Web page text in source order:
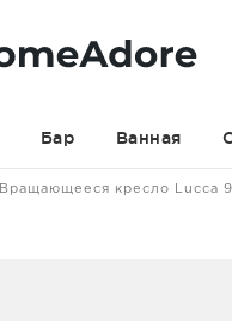
Бар Ванная
Вращающееся кресло Lucca